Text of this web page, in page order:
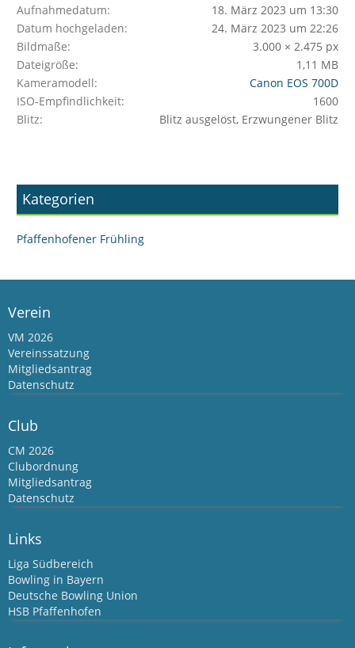
Aufnahmedatum
18. März 2023 um 13:30
Datum hochgeladen
24. März 2023 um 22:26
Bildmaße
3.000 × 2.475 px
Dateigröße
1,11 MB
Kameramodell
Canon EOS 700D
ISO-Empfindlichkeit
1600
Blitz
Blitz ausgelöst, Erzwungener Blitz
Kategorien
Pfaffenhofener Frühling
Verein
VM 2026
Vereinssatzung
Mitgliedsantrag
Datenschutz
Club
CM 2026
Clubordnung
Mitgliedsantrag
Datenschutz
Links
Liga Südbereich
Bowling in Bayern
Deutsche Bowling Union
HSB Pfaffenhofen